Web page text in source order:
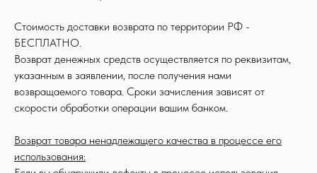
Стоимость доставки возврата по территории РФ -
БЕСПЛАТНО.
Возврат денежных средств осуществляется по реквизитам,
указанным в заявлении, после получения нами
возвращаемого товара. Сроки зачисления зависят от
скорости обработки операции вашим банком.
Возврат товара ненадлежащего качества в процессе его
использования: